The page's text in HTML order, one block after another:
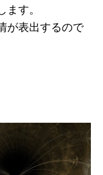
す。
が表出するので